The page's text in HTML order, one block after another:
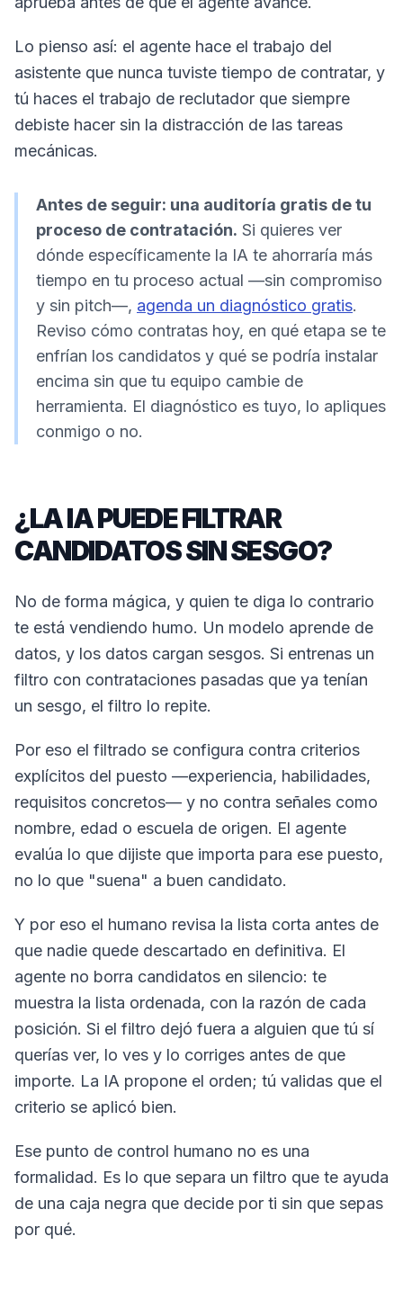
Lo pienso así: el agente hace el trabajo del
asistente que nunca tuviste tiempo de contratar, y
tú haces el trabajo de reclutador que siempre
debiste hacer sin la distracción de las tareas
mecánicas.
Antes de seguir: una auditoría gratis de tu
proceso de contratación. Si quieres ver
dónde específicamente la IA te ahorraría más
tiempo en tu proceso actual —sin compromiso
y sin pitch—, agenda un diagnóstico gratis.
Reviso cómo contratas hoy, en qué etapa se te
enfrían los candidatos y qué se podría instalar
encima sin que tu equipo cambie de
herramienta. El diagnóstico es tuyo, lo apliques
conmigo o no.
¿LA IA PUEDE FILTRAR
CANDIDATOS SIN SESGO?
No de forma mágica, y quien te diga lo contrario
te está vendiendo humo. Un modelo aprende de
datos, y los datos cargan sesgos. Si entrenas un
filtro con contrataciones pasadas que ya tenían
un sesgo, el filtro lo repite.
Por eso el filtrado se configura contra criterios
explícitos del puesto —experiencia, habilidades,
requisitos concretos— y no contra señales como
nombre, edad o escuela de origen. El agente
evalúa lo que dijiste que importa para ese puesto,
no lo que "suena" a buen candidato.
Y por eso el humano revisa la lista corta antes de
que nadie quede descartado en definitiva. El
agente no borra candidatos en silencio: te
muestra la lista ordenada, con la razón de cada
posición. Si el filtro dejó fuera a alguien que tú sí
querías ver, lo ves y lo corriges antes de que
importe. La IA propone el orden; tú validas que el
criterio se aplicó bien.
Ese punto de control humano no es una
formalidad. Es lo que separa un filtro que te ayuda
de una caja negra que decide por ti sin que sepas
por qué.